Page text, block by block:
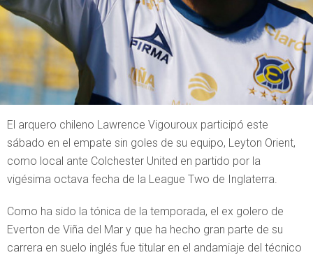
El arquero chileno Lawrence Vigouroux participó este
sábado en el empate sin goles de su equipo, Leyton Orient,
como local ante Colchester United en partido por la
vigésima octava fecha de la League Two de Inglaterra.
Como ha sido la tónica de la temporada, el ex golero de
Everton de Viña del Mar y que ha hecho gran parte de su
carrera en suelo inglés fue titular en el andamiaje del técnico